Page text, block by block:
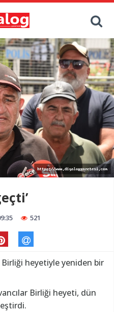
521
Birliği heyetiyle yeniden bir
Birliği heyeti, dün